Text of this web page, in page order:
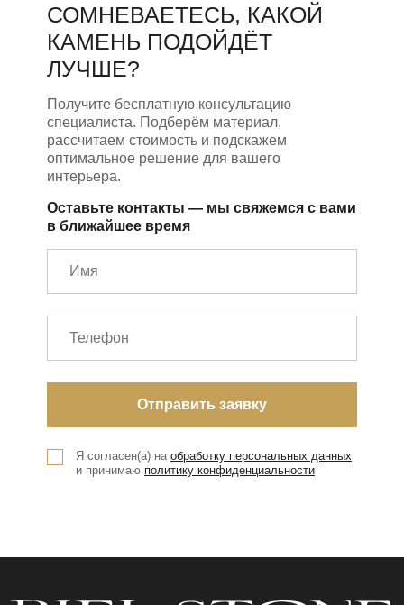
СОМНЕВАЕТЕСЬ, КАКОЙ
КАМЕНЬ ПОДОЙДЁТ
ЛУЧШЕ?
Получите бесплатную консультацию
специалиста. Подберём материал,
рассчитаем стоимость и подскажем
оптимальное решение для вашего
интерьера.
Оставьте контакты — мы свяжемся с вами
в ближайшее время
Я согласен(а) на обработку персональных данных
и принимаю политику конфиденциальности